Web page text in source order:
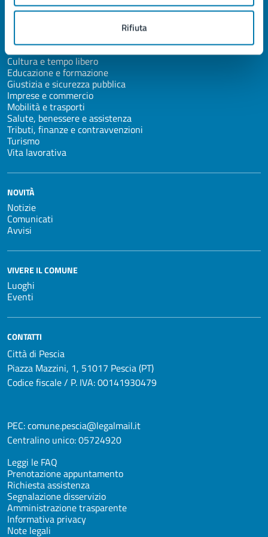
Rifiuta
Ambiente
Anagrafe e stato civile
Catasto e urbanistica
Cultura e tempo libero
Educazione e formazione
Giustizia e sicurezza pubblica
Imprese e commercio
Mobilità e trasporti
Salute, benessere e assistenza
Tributi, finanze e contravvenzioni
Turismo
Vita lavorativa
NOVITÀ
Notizie
Comunicati
Avvisi
VIVERE IL COMUNE
Luoghi
Eventi
CONTATTI
Città di Pescia
Piazza Mazzini, 1, 51017 Pescia (PT)
Codice fiscale / P. IVA: 00141930479
PEC:comune.pescia@legalmail.it
Centralino unico:05724920
Leggi le FAQ
Prenotazione appuntamento
Richiesta assistenza
Segnalazione disservizio
Amministrazione trasparente
Informativa privacy
Note legali